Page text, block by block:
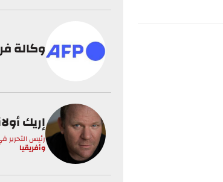
وكالة
إريك
رئيس التحرير
وأفريقيا